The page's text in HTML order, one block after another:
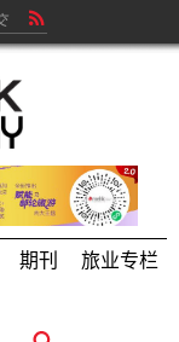
期刊 旅业专栏